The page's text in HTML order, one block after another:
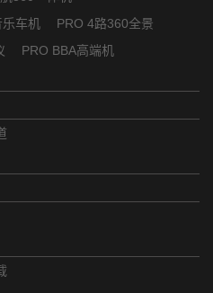
乐车机
PRO 4路360全景
PRO BBA高端机